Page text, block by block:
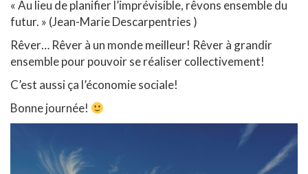
« Au lieu de planifier l’imprévisible, rêvons ensemble du
futur. » (Jean-Marie Descarpentries )
Rêver… Rêver à un monde meilleur! Rêver à grandir
ensemble pour pouvoir se réaliser collectivement!
C’est aussi ça l’économie sociale!
Bonne journée!